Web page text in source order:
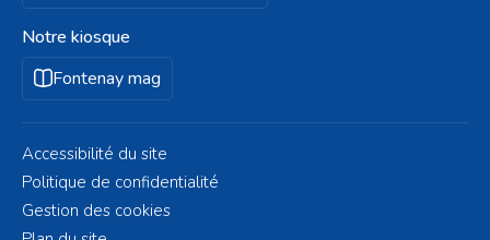
Notre kiosque
Fontenay mag
Accessibilité du site
Politique de confidentialité
Gestion des cookies